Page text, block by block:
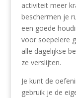
activiteit meer
beschermen je
een goede
voor soepelere
alle dagelijkse
ze verslijten.
Je kunt de
gebruik je de